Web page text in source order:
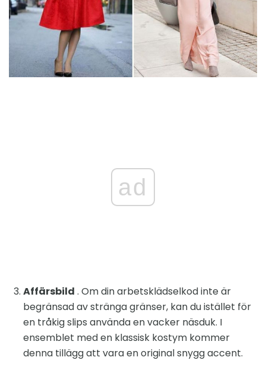
ad
Affärsbild . Om din arbetsklädselkod inte är
begränsad av stränga gränser, kan du istället för
en tråkig slips använda en vacker näsduk. I
ensemblet med en klassisk kostym kommer
denna tillägg att vara en original snygg accent.